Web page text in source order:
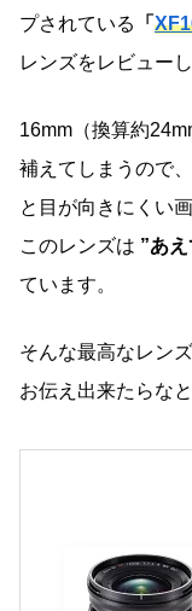
プされている
「
レンズをレビュー
16mm（換算約
補えてしまうので
と目が向きにくい
このレンズは ”あ
ています。
そんな最高なレン
お伝え出来たらな